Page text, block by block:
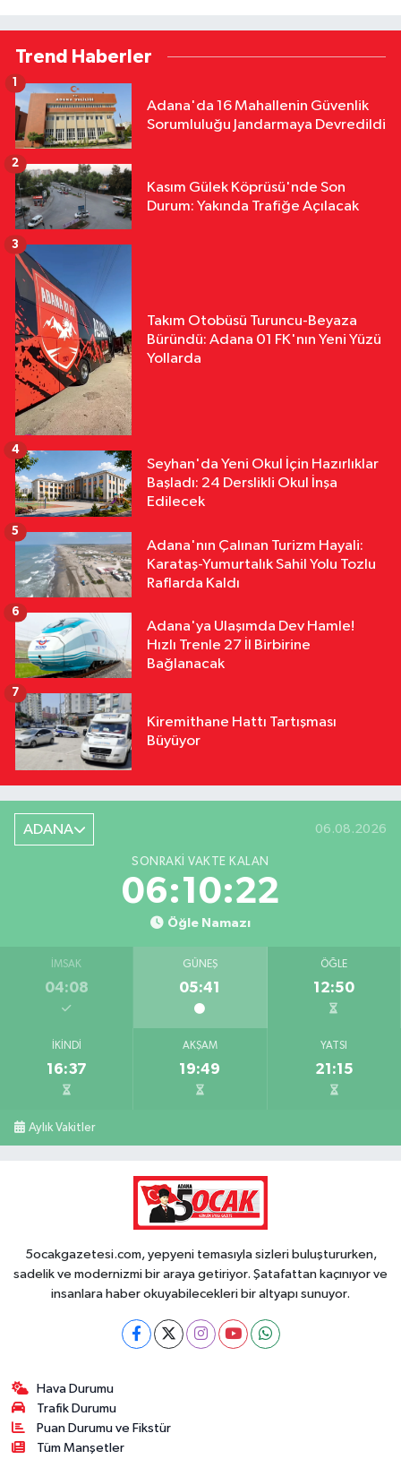
Trend Haberler
Adana'da 16 Mahallenin Güvenlik
Sorumluluğu Jandarmaya Devredildi
1
Kasım Gülek Köprüsü'nde Son
Durum: Yakında Trafiğe Açılacak
2
Takım Otobüsü Turuncu-Beyaza
Büründü: Adana 01 FK'nın Yeni Yüzü
Yollarda
3
Seyhan'da Yeni Okul İçin Hazırlıklar
Başladı: 24 Derslikli Okul İnşa
Edilecek
4
Adana'nın Çalınan Turizm Hayali:
Karataş-Yumurtalık Sahil Yolu Tozlu
Raflarda Kaldı
5
Adana'ya Ulaşımda Dev Hamle!
Hızlı Trenle 27 İl Birbirine
Bağlanacak
6
Kiremithane Hattı Tartışması
Büyüyor
7
ADANA 06.08.2026
SONRAKI VAKTE KALAN
06:10:21
Öğle Namazı
İMSAK
04:08
GÜNEŞ
05:41
ÖĞLE
12:50
İKINDI
16:37
AKŞAM
19:49
YATSI
21:15
Aylık Vakitler
5ocakgazetesi.com, yepyeni temasıyla sizleri buluştururken,
sadelik ve modernizmi bir araya getiriyor. Şatafattan kaçınıyor ve
insanlara haber okuyabilecekleri bir altyapı sunuyor.
Hava Durumu
Trafik Durumu
Puan Durumu ve Fikstür
Tüm Manşetler